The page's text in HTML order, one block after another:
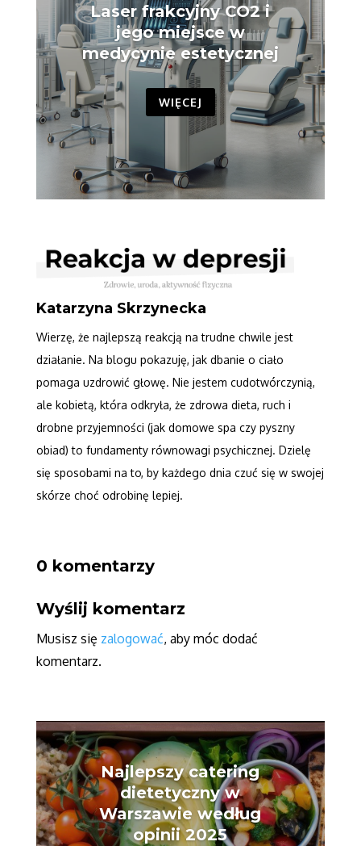
Laser frakcyjny CO2 i
jego miejsce w
medycynie estetycznej
WIĘCEJ
Katarzyna Skrzynecka
Wierzę, że najlepszą reakcją na trudne chwile jest
działanie. Na blogu pokazuję, jak dbanie o ciało
pomaga uzdrowić głowę. Nie jestem cudotwórczynią,
ale kobietą, która odkryła, że zdrowa dieta, ruch i
drobne przyjemności (jak domowe spa czy pyszny
obiad) to fundamenty równowagi psychicznej. Dzielę
się sposobami na to, by każdego dnia czuć się w swojej
skórze choć odrobinę lepiej.
0 komentarzy
Wyślij komentarz
Musisz się zalogować, aby móc dodać
komentarz.
Najlepszy catering
dietetyczny w
Warszawie według
opinii 2025